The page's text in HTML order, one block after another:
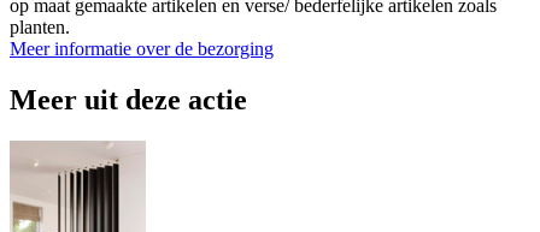
op maat gemaakte artikelen en verse/ bederfelijke artikelen zoals
planten.
Meer informatie over de bezorging
Meer uit deze actie